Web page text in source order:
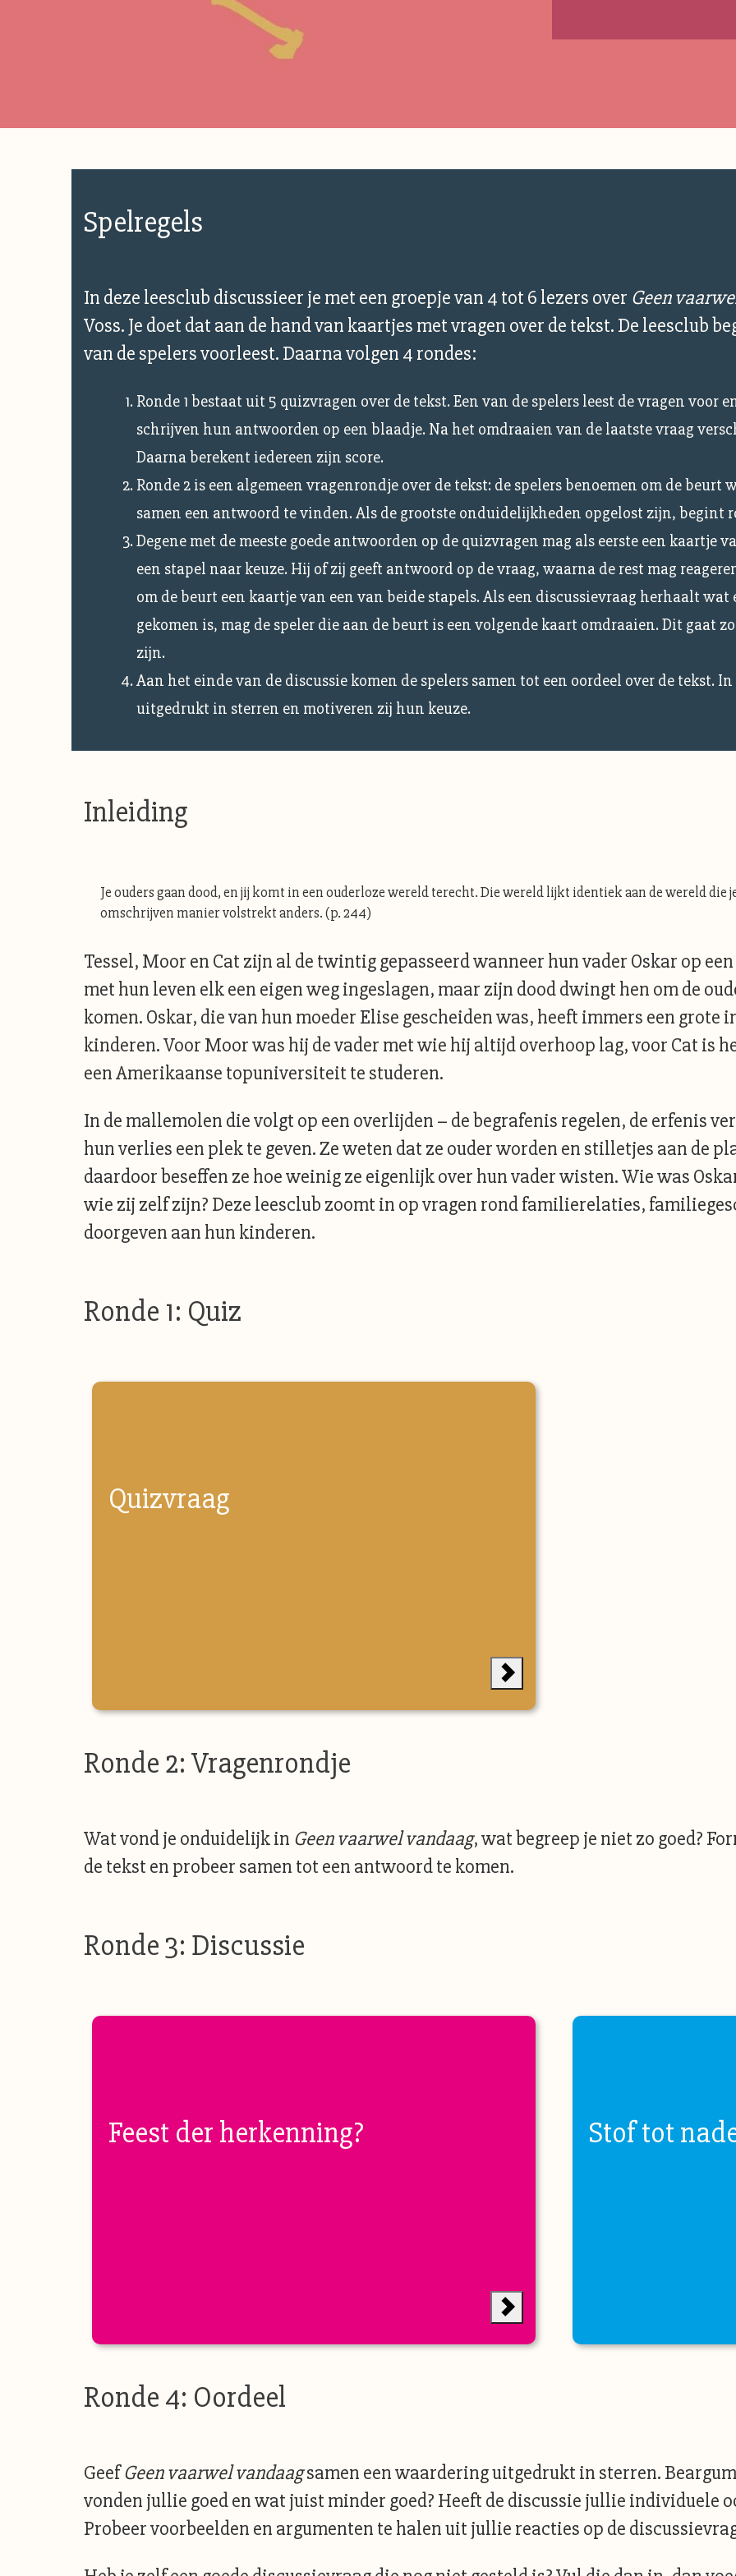
Spelregels
In deze leesclub discussieer je met een groepje van 4 tot 6 lezers over Geen
Voss. Je doet dat aan de hand van kaartjes met vragen over de tekst. De leesclub
van de spelers voorleest. Daarna volgen 4 rondes:
Ronde 1 bestaat uit 5 quizvragen over de tekst. Een van de spelers leest de vragen voor
schrijven hun antwoorden op een blaadje. Na het omdraaien van de laatste vraag
Daarna berekent iedereen zijn score.
Ronde 2 is een algemeen vragenrondje over de tekst: de spelers benoemen om de
samen een antwoord te vinden. Als de grootste onduidelijkheden opgelost zijn, begint
Degene met de meeste goede antwoorden op de quizvragen mag als eerste een kaartje
een stapel naar keuze. Hij of zij geeft antwoord op de vraag, waarna de rest mag
om de beurt een kaartje van een van beide stapels. Als een discussievraag herhaalt
gekomen is, mag de speler die aan de beurt is een volgende kaart omdraaien. Dit gaat
zijn.
Aan het einde van de discussie komen de spelers samen tot een oordeel over de tekst.
uitgedrukt in sterren en motiveren zij hun keuze.
Inleiding
Je ouders gaan dood, en jij komt in een ouderloze wereld terecht. Die wereld lijkt identiek aan de wereld die
omschrijven manier volstrekt anders. (p. 244)
Tessel, Moor en Cat zijn al de twintig gepasseerd wanneer hun vader Oskar op
met hun leven elk een eigen weg ingeslagen, maar zijn dood dwingt hen om de
komen. Oskar, die van hun moeder Elise gescheiden was, heeft immers een grote
kinderen. Voor Moor was hij de vader met wie hij altijd overhoop lag, voor Cat is
een Amerikaanse topuniversiteit te studeren.
In de mallemolen die volgt op een overlijden – de begrafenis regelen, de erfenis
hun verlies een plek te geven. Ze weten dat ze ouder worden en stilletjes aan de
daardoor beseffen ze hoe weinig ze eigenlijk over hun vader wisten. Wie was
wie zij zelf zijn? Deze leesclub zoomt in op vragen rond familierelaties,
doorgeven aan hun kinderen.
Ronde 1: Quiz
Quizvraag
Ronde 2: Vragenrondje
Wat vond je onduidelijk in Geen vaarwel vandaag, wat begreep je niet zo goed?
de tekst en probeer samen tot een antwoord te komen.
Ronde 3: Discussie
Feest der herkenning? Stof tot
Ronde 4: Oordeel
GeefGeen vaarwel vandaagsamen een waardering uitgedrukt in sterren.
vonden jullie goed en wat juist minder goed? Heeft de discussie jullie individuele
Probeer voorbeelden en argumenten te halen uit jullie reacties op de